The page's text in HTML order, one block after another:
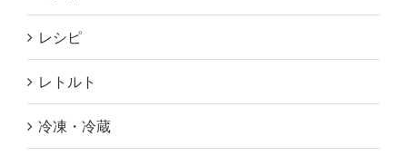
レシピ
レトルト
冷凍・冷蔵